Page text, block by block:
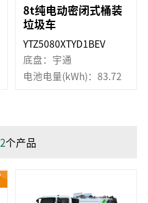
8t纯电动密闭式桶装
垃圾车
YTZ5080XTYD1BEV
底盘：宇通
电池电量(kWh)：83.72
2个产品